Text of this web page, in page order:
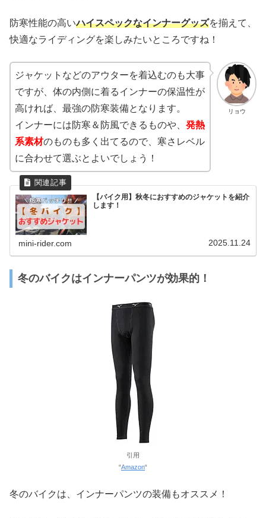
防寒性能の高いハイスペックなインナーグッズを揃えて、
快適なライディングを楽しみたいところですね！
リョウ
ジャケットなどのアウターを着込むのも大事
ですが、体の内側に着るインナーの保温性が
高ければ、最強の防寒装備となります。
インナーには防寒＆防風できるものや、 発熱
系素材のものも多く出てるので、寒さレベル
に合わせて選ぶとよいでしょう！
【バイク用】秋冬におすすめのジャケットを紹介
します！
mini-rider.com 2025.11.24
冬のバイクはインナーパンツが効果的！
引用
“Amazon“
冬のバイクは、インナーパンツの装備もオススメ！